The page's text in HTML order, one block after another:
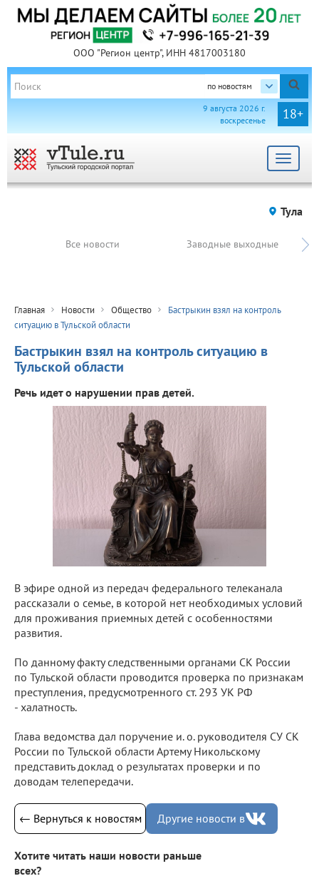
ООО "Регион центр", ИНН 4817003180
по новостям
18+
9 августа 2026 г.
воскресенье
Toggle
Тула
Все новости Заводные выходные
Главная Новости Общество
Бастрыкин взял на контроль
ситуацию в Тульской области
Бастрыкин взял на контроль ситуацию в
Тульской области
Речь идет о нарушении прав детей.
В эфире одной из передач федерального телеканала
рассказали о семье, в которой нет необходимых условий
для проживания приемных детей с особенностями
развития.
По данному факту следственными органами СК России
по Тульской области проводится проверка по признакам
преступления, предусмотренного ст. 293 УК РФ
- халатность.
Глава ведомства дал поручение и. о. руководителя СУ СК
России по Тульской области Артему Никольскому
представить доклад о результатах проверки и по
доводам телепередачи.
← Вернуться к новостям Другие новости в
Хотите читать наши новости раньше
всех?